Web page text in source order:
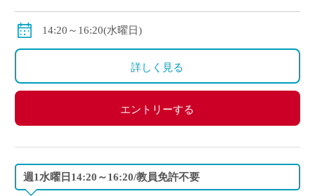
交通費全額支給
＊業務委託契約の報酬モデルを記載しています。
14:20～16:20(水曜日)
詳しく見る
エントリーする
週1水曜日14:20～16:20/教員免許不要